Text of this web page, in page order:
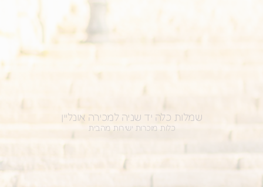
שמלות כלה יד שניה למכירה אונליין
כלות מוכרות ישירות מהבית